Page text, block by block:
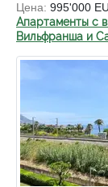
Цена: 995'000
Апартаменты с
Вильфранша и